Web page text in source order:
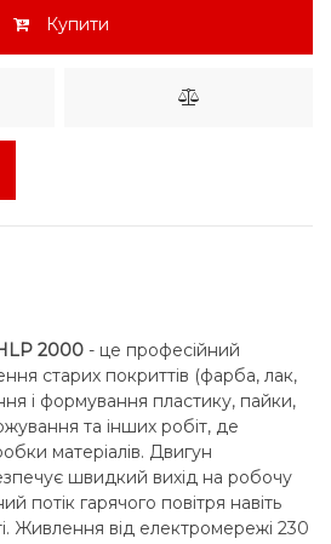
Купити
2000 - це професійний
старих покриттів (фарба, лак,
і формування пластику, пайки,
та інших робіт, де
матеріалів. Двигун
швидкий вихід на робочу
потік гарячого повітря навіть
Живлення від електромережі 230